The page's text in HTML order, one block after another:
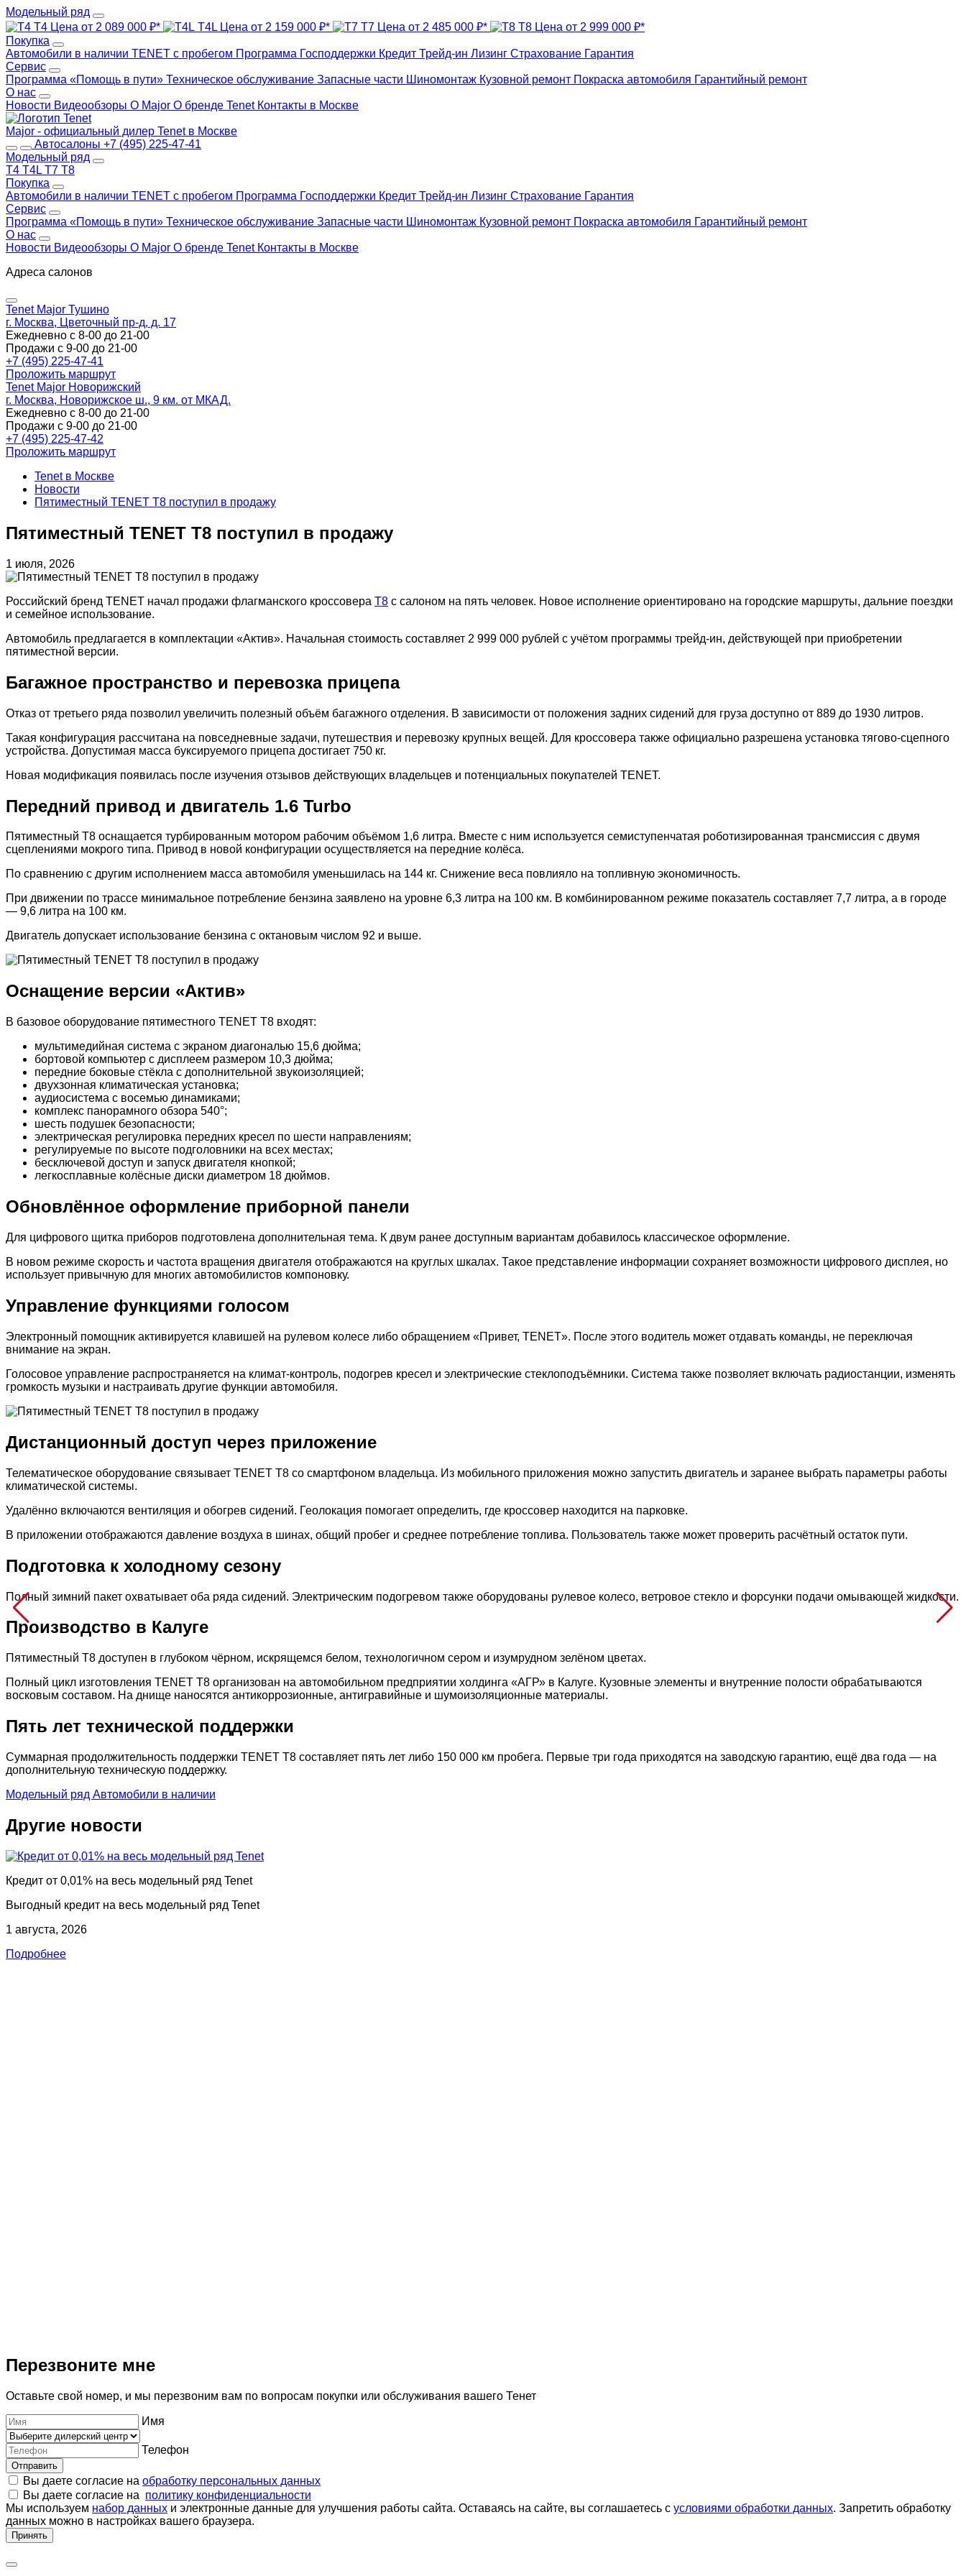
Модельный ряд
T4 Цена от 2 089 000 ₽* T4L Цена от 2 159 000 ₽* T7 Цена от 2 485 000 ₽* T8 Цена от 2 999 000 ₽*
Покупка
Автомобили в наличии TENET с пробегом Программа Господдержки Кредит Трейд-ин Лизинг Страхование Гарантия
Сервис
Программа «Помощь в пути» Техническое обслуживание Запасные части Шиномонтаж Кузовной ремонт Покраска автомобиля Гарантийный ремонт
О нас
Новости Видеообзоры О Major О бренде Tenet Контакты в Москве
Major - официальный дилер Tenet в Москве
Автосалоны +7 (495) 225-47-41
Модельный ряд
T4 T4L T7 T8
Покупка
Автомобили в наличии TENET с пробегом Программа Господдержки Кредит Трейд-ин Лизинг Страхование Гарантия
Сервис
Программа «Помощь в пути» Техническое обслуживание Запасные части Шиномонтаж Кузовной ремонт Покраска автомобиля Гарантийный ремонт
О нас
Новости Видеообзоры О Major О бренде Tenet Контакты в Москве
Адреса салонов
Tenet Major Тушино
г. Москва, Цветочный пр-д, д. 17
Ежедневно с 8-00 до 21-00
Продажи с 9-00 до 21-00
+7 (495) 225-47-41
Проложить маршрут
Tenet Major Новорижский
г. Москва, Новорижское ш., 9 км. от МКАД.
Ежедневно с 8-00 до 21-00
Продажи с 9-00 до 21-00
+7 (495) 225-47-42
Проложить маршрут
Tenet в Москве
Новости
Пятиместный TENET T8 поступил в продажу
Пятиместный TENET T8 поступил в продажу
1 июля, 2026
Российский бренд TENET начал продажи флагманского кроссовера T8 с салоном на пять человек. Новое исполнение ориентировано на городские маршруты, дальние поездки
и семейное использование.
Автомобиль предлагается в комплектации «Актив». Начальная стоимость составляет 2 999 000 рублей с учётом программы трейд-ин, действующей при приобретении
пятиместной версии.
Багажное пространство и перевозка прицепа
Отказ от третьего ряда позволил увеличить полезный объём багажного отделения. В зависимости от положения задних сидений для груза доступно от 889 до 1930 литров.
Такая конфигурация рассчитана на повседневные задачи, путешествия и перевозку крупных вещей. Для кроссовера также официально разрешена установка тягово-сцепного
устройства. Допустимая масса буксируемого прицепа достигает 750 кг.
Новая модификация появилась после изучения отзывов действующих владельцев и потенциальных покупателей TENET.
Передний привод и двигатель 1.6 Turbo
Пятиместный T8 оснащается турбированным мотором рабочим объёмом 1,6 литра. Вместе с ним используется семиступенчатая роботизированная трансмиссия с двумя
сцеплениями мокрого типа. Привод в новой конфигурации осуществляется на передние колёса.
По сравнению с другим исполнением масса автомобиля уменьшилась на 144 кг. Снижение веса повлияло на топливную экономичность.
При движении по трассе минимальное потребление бензина заявлено на уровне 6,3 литра на 100 км. В комбинированном режиме показатель составляет 7,7 литра, а в городе
— 9,6 литра на 100 км.
Двигатель допускает использование бензина с октановым числом 92 и выше.
Оснащение версии «Актив»
В базовое оборудование пятиместного TENET T8 входят:
мультимедийная система с экраном диагональю 15,6 дюйма;
бортовой компьютер с дисплеем размером 10,3 дюйма;
передние боковые стёкла с дополнительной звукоизоляцией;
двухзонная климатическая установка;
аудиосистема с восемью динамиками;
комплекс панорамного обзора 540°;
шесть подушек безопасности;
электрическая регулировка передних кресел по шести направлениям;
регулируемые по высоте подголовники на всех местах;
бесключевой доступ и запуск двигателя кнопкой;
легкосплавные колёсные диски диаметром 18 дюймов.
Обновлённое оформление приборной панели
Для цифрового щитка приборов подготовлена дополнительная тема. К двум ранее доступным вариантам добавилось классическое оформление.
В новом режиме скорость и частота вращения двигателя отображаются на круглых шкалах. Такое представление информации сохраняет возможности цифрового дисплея, но
использует привычную для многих автомобилистов компоновку.
Управление функциями голосом
Электронный помощник активируется клавишей на рулевом колесе либо обращением «Привет, TENET». После этого водитель может отдавать команды, не переключая
внимание на экран.
Голосовое управление распространяется на климат-контроль, подогрев кресел и электрические стеклоподъёмники. Система также позволяет включать радиостанции, изменять
громкость музыки и настраивать другие функции автомобиля.
Дистанционный доступ через приложение
Телематическое оборудование связывает TENET T8 со смартфоном владельца. Из мобильного приложения можно запустить двигатель и заранее выбрать параметры работы
климатической системы.
Удалённо включаются вентиляция и обогрев сидений. Геолокация помогает определить, где кроссовер находится на парковке.
В приложении отображаются давление воздуха в шинах, общий пробег и среднее потребление топлива. Пользователь также может проверить расчётный остаток пути.
Подготовка к холодному сезону
Полный зимний пакет охватывает оба ряда сидений. Электрическим подогревом также оборудованы рулевое колесо, ветровое стекло и форсунки подачи омывающей жидкости.
Производство в Калуге
Пятиместный T8 доступен в глубоком чёрном, искрящемся белом, технологичном сером и изумрудном зелёном цветах.
Полный цикл изготовления TENET T8 организован на автомобильном предприятии холдинга «АГР» в Калуге. Кузовные элементы и внутренние полости обрабатываются
восковым составом. На днище наносятся антикоррозионные, антигравийные и шумоизоляционные материалы.
Пять лет технической поддержки
Суммарная продолжительность поддержки TENET T8 составляет пять лет либо 150 000 км пробега. Первые три года приходятся на заводскую гарантию, ещё два года — на
дополнительную техническую поддержку.
Модельный ряд Автомобили в наличии
Другие новости
Кредит от 0,01% на весь модельный ряд Tenet
Выгодный кредит на весь модельный ряд Tenet
1 августа, 2026
Подробнее
Перезвоните мне
Оставьте свой номер, и мы перезвоним вам по вопросам покупки или обслуживания вашего Тенет
Имя
Телефон
Отправить
Вы даете согласие на обработку персональных данных
Вы даете согласие на политику конфиденциальности
Мы используем набор данных и электронные данные для улучшения работы сайта. Оставаясь на сайте, вы соглашаетесь с условиями обработки данных. Запретить обработку
данных можно в настройках вашего браузера.
Принять